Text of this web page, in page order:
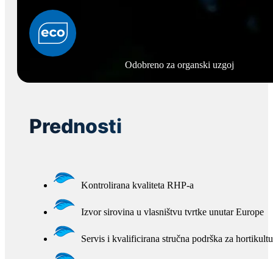
Odobreno za organski uzgoj
Prednosti
Kontrolirana kvaliteta RHP-a
Izvor sirovina u vlasništvu tvrtke unutar Europe
Servis i kvalificirana stručna podrška za